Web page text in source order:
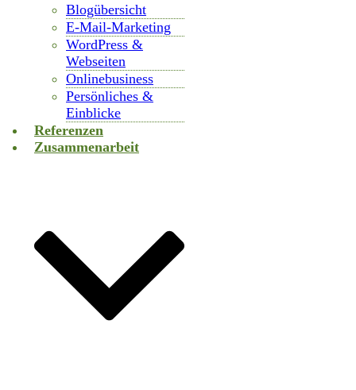
Blogübersicht
E-Mail-Marketing
WordPress &
Webseiten
Onlinebusiness
Persönliches &
Einblicke
Referenzen
Zusammenarbeit